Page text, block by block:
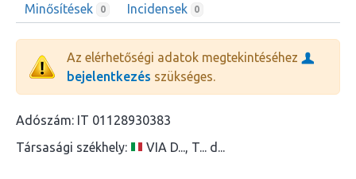
Minősítések 0 Incidensek 0
Az elérhetőségi adatok megtekintéséhez
bejelentkezés szükséges.
Adószám: IT 01128930383
Társasági székhely:
VIA D..., T... d...